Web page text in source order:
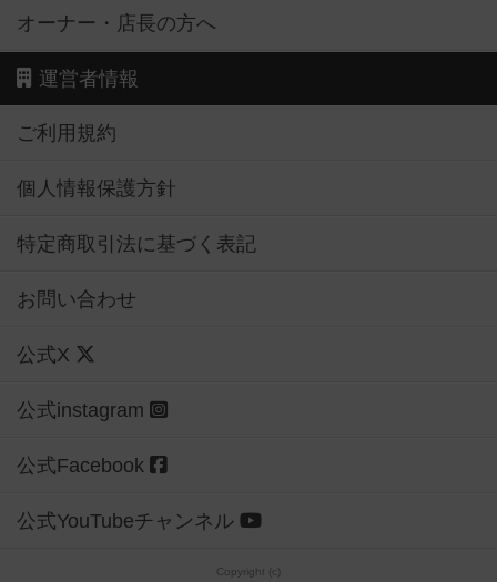
オーナー・店長の方へ
運営者情報
ご利用規約
個人情報保護方針
特定商取引法に基づく表記
お問い合わせ
公式X
公式instagram
公式Facebook
公式YouTubeチャンネル
Copyright (c)